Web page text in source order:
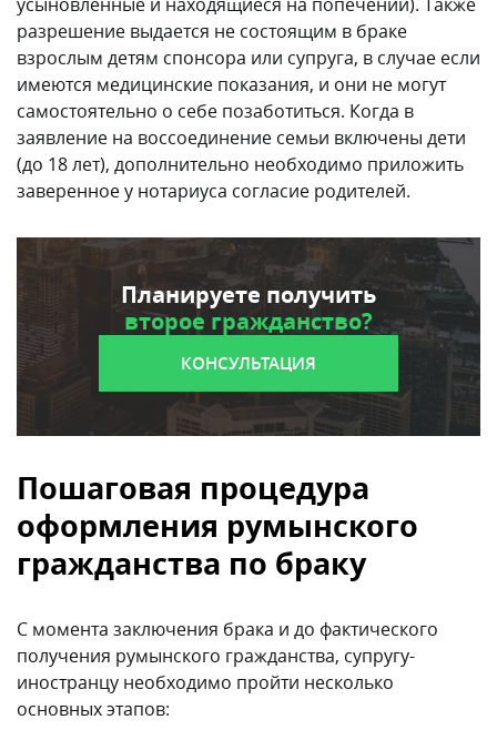
разрешение выдается не состоящим в браке
взрослым детям спонсора или супруга, в случае если
имеются медицинские показания, и они не могут
самостоятельно о себе позаботиться. Когда в
заявление на воссоединение семьи включены дети
(до 18 лет), дополнительно необходимо приложить
заверенное у нотариуса согласие родителей.
Планируете получить
второе гражданство?
КОНСУЛЬТАЦИЯ
Пошаговая процедура
оформления румынского
гражданства по браку
С момента заключения брака и до фактического
получения румынского гражданства, супругу-
иностранцу необходимо пройти несколько
основных этапов: